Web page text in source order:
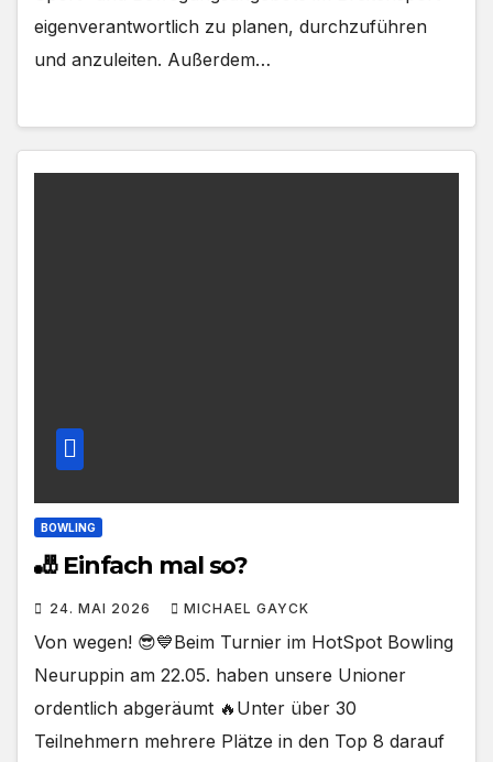
eigenverantwortlich zu planen, durchzuführen
und anzuleiten. Außerdem…
BOWLING
🎳 Einfach mal so?
24. MAI 2026 MICHAEL GAYCK
Von wegen! 😎💙Beim Turnier im HotSpot Bowling
Neuruppin am 22.05. haben unsere Unioner
ordentlich abgeräumt 🔥Unter über 30
Teilnehmern mehrere Plätze in den Top 8 darauf